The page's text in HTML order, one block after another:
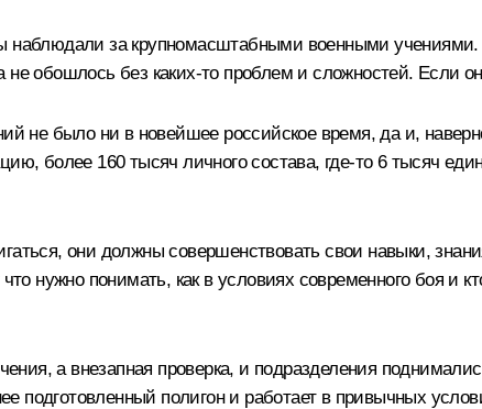
за крупномасштабными военными учениями.
обошлось без каких‑то проблем и сложностей. Если
не было ни в новейшее российское время, да и,
более 160 тысяч личного состава, где‑то 6 тысяч
они должны совершенствовать свои навыки,
нужно понимать, как в условиях современного боя и
а внезапная проверка, и подразделения
подготовленный полигон и работает в привычных